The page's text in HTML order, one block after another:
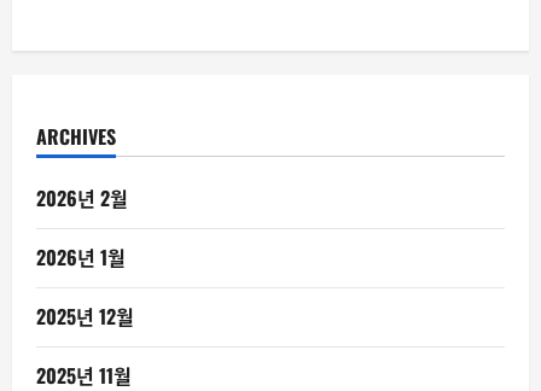
ARCHIVES
2026년 2월
2026년 1월
2025년 12월
2025년 11월